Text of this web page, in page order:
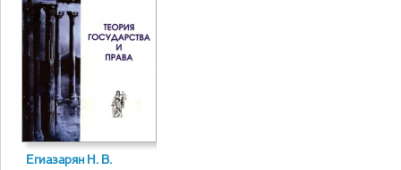
Егиазарян Н. В.